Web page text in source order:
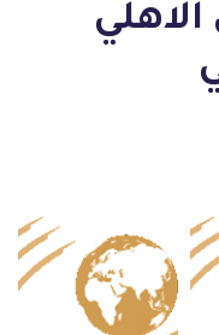
الاهلي